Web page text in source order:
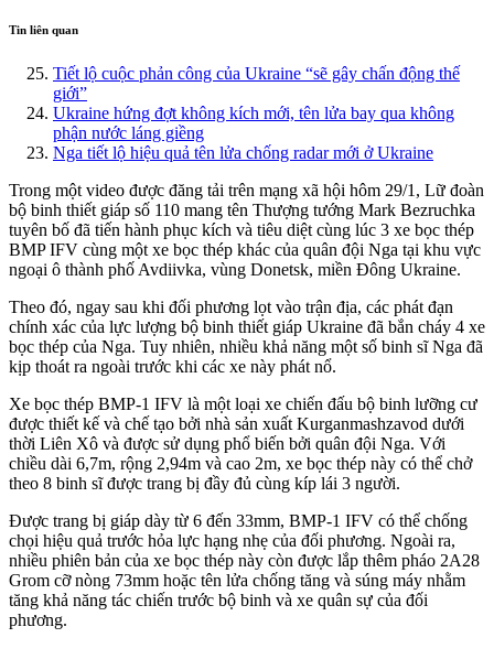
Tin liên quan
Tiết lộ cuộc phản công của Ukraine “sẽ gây chấn động thế
giới”
Ukraine hứng đợt không kích mới, tên lửa bay qua không
phận nước láng giềng
Nga tiết lộ hiệu quả tên lửa chống radar mới ở Ukraine
Trong một video được đăng tải trên mạng xã hội hôm 29/1, Lữ đoàn
bộ binh thiết giáp số 110 mang tên Thượng tướng Mark Bezruchka
tuyên bố đã tiến hành phục kích và tiêu diệt cùng lúc 3 xe bọc thép
BMP IFV cùng một xe bọc thép khác của quân đội Nga tại khu vực
ngoại ô thành phố Avdiivka, vùng Donetsk, miền Đông Ukraine.
Theo đó, ngay sau khi đối phương lọt vào trận địa, các phát đạn
chính xác của lực lượng bộ binh thiết giáp Ukraine đã bắn cháy 4 xe
bọc thép của Nga. Tuy nhiên, nhiều khả năng một số binh sĩ Nga đã
kịp thoát ra ngoài trước khi các xe này phát nổ.
Xe bọc thép BMP-1 IFV là một loại xe chiến đấu bộ binh lưỡng cư
được thiết kế và chế tạo bởi nhà sản xuất Kurganmashzavod dưới
thời Liên Xô và được sử dụng phổ biến bởi quân đội Nga. Với
chiều dài 6,7m, rộng 2,94m và cao 2m, xe bọc thép này có thể chở
theo 8 binh sĩ được trang bị đầy đủ cùng kíp lái 3 người.
Được trang bị giáp dày từ 6 đến 33mm, BMP-1 IFV có thể chống
chọi hiệu quả trước hỏa lực hạng nhẹ của đối phương. Ngoài ra,
nhiều phiên bản của xe bọc thép này còn được lắp thêm pháo 2A28
Grom cỡ nòng 73mm hoặc tên lửa chống tăng và súng máy nhằm
tăng khả năng tác chiến trước bộ binh và xe quân sự của đối
phương.